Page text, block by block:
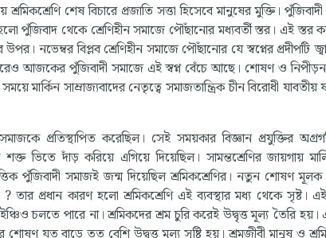
শেষ বিচারে প্রজাতি সত্তা হিসেবে মানুষের মুক্তি।
পুঁজিবাদ থেকে শ্রেণিহীন সমাজে পৌঁছানোর মধ্যবর্তী স্তর। এই স্তর
নভেম্বর বিপ্লব শ্রেণিহীন সমাজে পৌঁছানোর যে স্বপ্নের প্রদীপটি
আজকের পুঁজিবাদী সমাজে এই স্বপ্ন বেঁচে আছে। শোষণ ও
মার্কিন সাম্রাজ্যবাদের নেতৃত্বে সমাজতান্ত্রিক চীন বিরোধী যাবতীয়
সমাজকে প্রতিস্থাপিত করেছিল। সেই সময়কার বিজ্ঞান প্রযুক্তির
ভিতে দাঁড় করিয়ে এগিয়ে দিয়েছিল। সামন্তশ্রেণির জায়গায়
পুঁজিবাদী সমাজই জন্ম দিয়েছিল শ্রমিকশ্রেণির। নতুন শোষণ মূলক
তার প্রধান কারণ হলো শ্রমিকশ্রেণি এই ব্যবস্থার মধ্য থেকে সৃষ্ট। এই
চলতে পারে না। শ্রমিকদের শ্রম চুরি করেই উদ্বৃত্ত মূল্য তৈরি হয়।